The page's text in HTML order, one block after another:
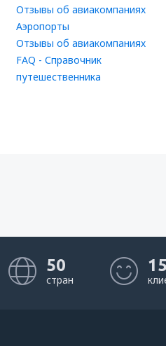
Отзывы об авиакомпаниях
Аэропорты
Отзывы об авиакомпаниях
FAQ - Справочник
путешественника
50
стран